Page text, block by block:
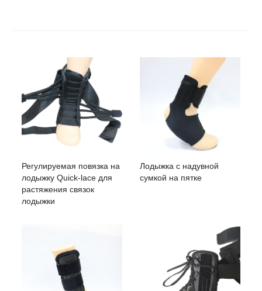
Регулируемая повязка на
лодыжку Quick-lace для
растяжения связок
лодыжки
Лодыжка с надувной
сумкой на пятке